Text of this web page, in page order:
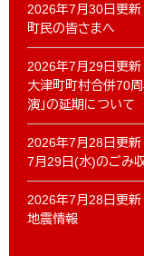
2026年7月30日更新
町民の皆さまへ
2026年7月29日更新
大津町町村合併70周
演」の延期について
2026年7月28日更新
7月29日(水)のごみ
2026年7月28日更新
地震情報